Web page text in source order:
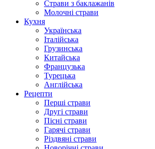
Страви з баклажанів
Молочні страви
Кухня
Українська
Італійська
Грузинська
Китайська
Французька
Турецька
Англійська
Рецепти
Перші страви
Другі страви
Пісні страви
Гарячі страви
Різдвяні страви